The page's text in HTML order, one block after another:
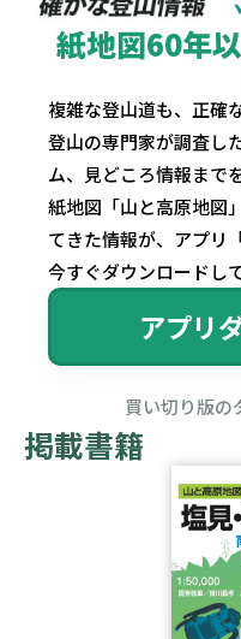
紙地図60年
複雑な登山道も、正確
登山の専門家が調査し
ム、見どころ情報まで
紙地図「山と高原地図
てきた情報が、アプリ
今すぐダウンロードし
アプリ
買い切り版の
掲載書籍